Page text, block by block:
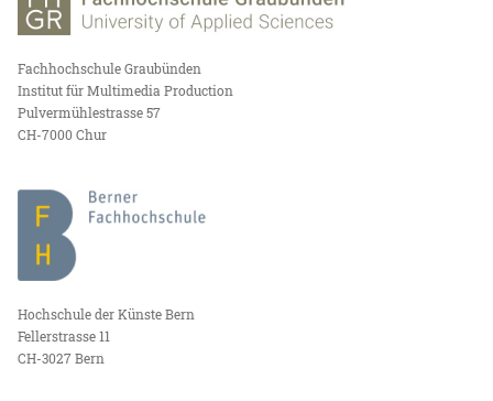
Fachhochschule Graubünden
Institut für Multimedia Production
Pulvermühlestrasse 57
CH-7000 Chur
Hochschule der Künste Bern
Fellerstrasse 11
CH-3027 Bern